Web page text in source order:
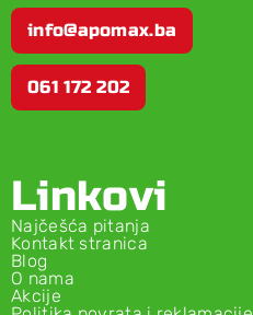
info@apomax.ba
061 172 202
Linkovi
Najčešća pitanja
Kontakt stranica
Blog
O nama
Akcije